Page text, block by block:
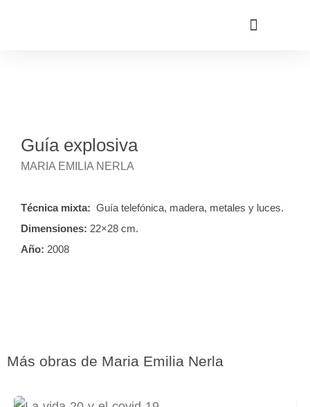
Guía explosiva
MARIA EMILIA NERLA
Técnica mixta: Guía telefónica, madera, metales y luces.
Dimensiones: 22×28 cm.
Año: 2008
Más obras de Maria Emilia Nerla